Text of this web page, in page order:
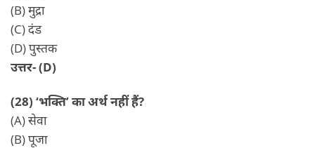
(B) मुद्रा
(C) दंड
(D) पुस्तक
उत्तर- (D)
(28) ‘भक्ति’ का अर्थ नहीं हैं?
(A) सेवा
(B) पूजा